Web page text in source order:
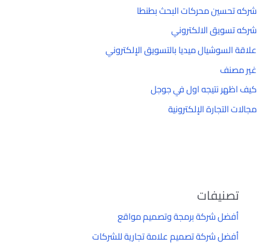
شركه تحسين محركات البحث بطنطا
شركه تسويق الالكتروني
علاقة السوشيال ميديا بالتسويق الإلكتروني
غير مصنف
كيف اظهر نتيجه اول في جوجل
مجالات التجارة الإلكترونية
تصنيفات
أفضل شركة برمجة وتصميم مواقع
أفضل شركة تصميم علامة تجارية للشركات